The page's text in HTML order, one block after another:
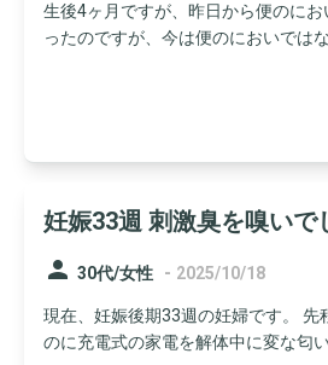
生後4ヶ月ですが、昨日から便のに
ったのですが、今は便のにおいでは
妊娠33週 刺激臭を嗅いで
person 30代/女性 - 2025/10/18
現在、妊娠後期33週の妊婦です。
のに充電式の家電を解体中に変な匂い